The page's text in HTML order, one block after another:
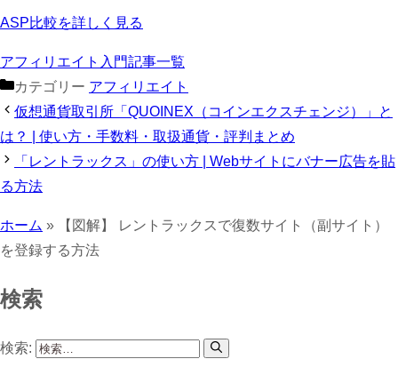
ASP比較を詳しく見る
アフィリエイト入門記事一覧
カテゴリー アフィリエイト
仮想通貨取引所「QUOINEX（コインエクスチェンジ）」と
は？ | 使い方・手数料・取扱通貨・評判まとめ
「レントラックス」の使い方 | Webサイトにバナー広告を貼
る方法
ホーム »
【図解】 レントラックスで復数サイト（副サイト）
を登録する方法
検索
検索: